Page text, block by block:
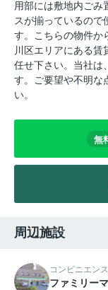
用部には敷地内ごみ
スが揃っているので
す。こちらの物件か
川区エリアにある賃
任せ下さい。当社は
す。ご要望や不明な
い。
無
周辺施設
コンビニエン
ファミリー